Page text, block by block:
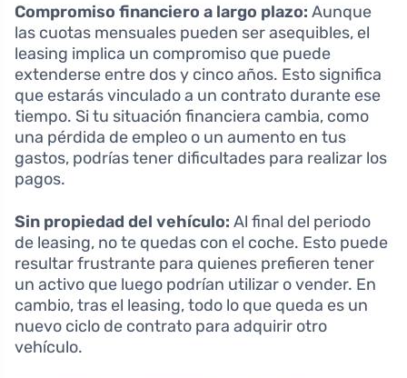
Compromiso financiero a largo plazo: Aunque
las cuotas mensuales pueden ser asequibles, el
leasing implica un compromiso que puede
extenderse entre dos y cinco años. Esto significa
que estarás vinculado a un contrato durante ese
tiempo. Si tu situación financiera cambia, como
una pérdida de empleo o un aumento en tus
gastos, podrías tener dificultades para realizar los
pagos.
Sin propiedad del vehículo: Al final del periodo
de leasing, no te quedas con el coche. Esto puede
resultar frustrante para quienes prefieren tener
un activo que luego podrían utilizar o vender. En
cambio, tras el leasing, todo lo que queda es un
nuevo ciclo de contrato para adquirir otro
vehículo.